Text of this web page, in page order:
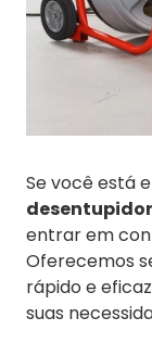
Se você está
entrar em
Oferecemos
rápido e
suas